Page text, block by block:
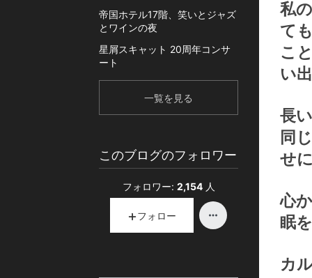
私
て
こ
い
長
同
せ
心
眠
カ
帝国ホテル17階、笑いとジャズ
とワインの夜
星屑スキャット 20周年コンサ
ート
一覧を見る
このブログのフォロワー
フォロワー: 2,154 人
フォロー